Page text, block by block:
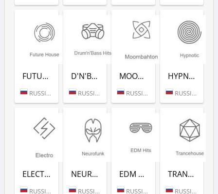
FUTURE HOUSE (РАДИО РЕКОРД)
RUSSIA (MOSCOW)
D'N'B CLASSICS (РАДИО РЕКОРД)
RUSSIA (MOSCOW)
MOOMBAHTON (РАДИО РЕКОРД)
RUSSIA (MOSCOW)
HYPNOTIC (РАДИО РЕКОРД)
RUSSIA (MOSCOW)
ELECTRO (РАДИО РЕКОРД)
RUSSIA (MOSCOW)
NEUROFUNK (РАДИО РЕКОРД)
RUSSIA (MOSCOW)
EDM CLASSICS (РАДИО РЕКОРД)
RUSSIA (MOSCOW)
TRANCEHOUSE (РАДИО РЕКОРД)
RUSSIA (MOSCOW)